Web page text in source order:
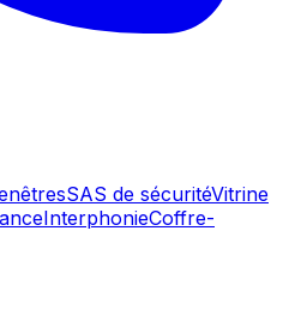
SAS de sécuritéVitrine
InterphonieCoffre-